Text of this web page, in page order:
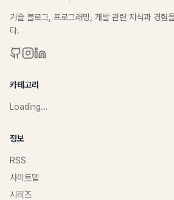
기술 블로그, 프로그래밍, 개발 관련 지식과 경험
다.
카테고리
Loading...
정보
RSS
사이트맵
시리즈